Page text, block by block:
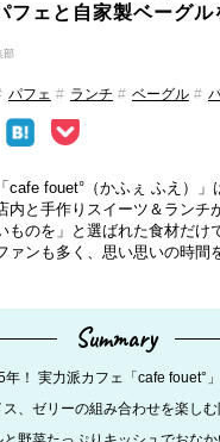
フェと自家製ベーグル
部
パフェ ランチ ベーグル
cafe fouet°（かふぇ ふえ）」
内と手作りスイーツ＆ランチ
ものを」と選ばれた食材だけ
ァンも多く、思い思いの時間
Summary
！ 実力派カフェ「cafe fouet°」
、ゼリーの組み合わせを楽し